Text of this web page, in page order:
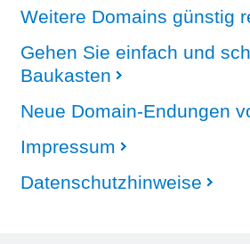
Weitere Domains günstig
Gehen Sie einfach und
Baukasten
Neue Domain-Endungen
Impressum
Datenschutzhinweise